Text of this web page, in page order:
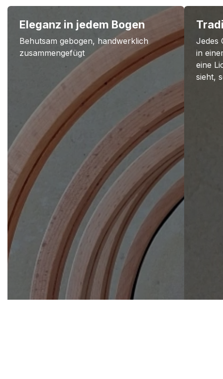
Eleganz in jedem Bogen
Behutsam gebogen, handwerklich
zusammengefügt
Jedes
in
eine
sieht,